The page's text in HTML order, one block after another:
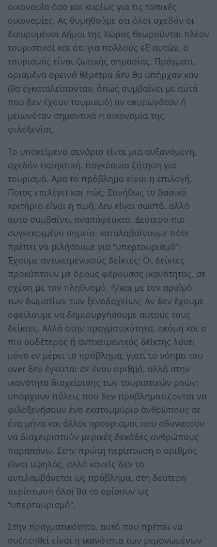
οικονομία όσο και κυρίως για τις τοπικές
οικονομίες. Ας θυμηθούμε ότι όλοι σχεδόν οι
διευρυμένοι Δήμοι της Χώρας θεωρούνται πλέον
τουριστικοί και ότι για πολλούς εξ’ αυτών, ο
τουρισμός είναι ζωτικής σημασίας. Πράγματι,
ορισμένα ορεινά θέρετρα δεν θα υπήρχαν καν
(θα εγκαταλείπονταν, όπως συμβαίνει με αυτά
που δεν έχουν τουρισμό) αν ακυρωνόταν ή
μειωνόταν σημαντικά η οικονομία της
φιλοξενίας.
Το υποκείμενο σενάριο είναι μια αυξανόμενη,
σχεδόν εκρηκτική, παγκόσμια ζήτηση για
τουρισμό. Άρα το πρόβλημα είναι η επιλογή.
Ποιος επιλέγει και πώς; Συνήθως το βασικό
κριτήριο είναι η τιμή. Δεν είναι σωστό, αλλά
αυτό συμβαίνει αναπόφευκτα. Δεύτερο πιο
συγκεκριμένο σημείο: καταλαβαίνουμε πότε
πρέπει να μιλήσουμε για ‘’υπερτουρισμό’’;
Έχουμε αντικειμενικούς δείκτες; Οι δείκτες
προκύπτουν με όρους φέρουσας ικανότητας, σε
σχέση με τον πληθυσμό, ή/και με τον αριθμό
των δωματίων των ξενοδοχείων; Αν δεν έχουμε
οφείλουμε να δημιουργήσουμε αυτούς τους
δείκτες. Αλλά στην πραγματικότητα, ακόμη και ο
πιο ουδέτερος ή αντικειμενικός δείκτης λύνει
μόνο εν μέρει το πρόβλημα, γιατί το νόημα του
over δεν έγκειται σε έναν αριθμό, αλλά στην
ικανότητα διαχείρισης των τουριστικών ροών:
υπάρχουν πόλεις που δεν προβληματίζονται να
φιλοξενήσουν ένα εκατομμύριο άνθρώπους σε
ένα μήνα και άλλοι προορισμοί που αδυνατούν
να διαχειριστούν μερικές δεκάδες ανθρώπους
παραπάνω. Στην πρώτη περίπτωση ο αριθμός
είναι υψηλός, αλλά κανείς δεν το
αντιλαμβάνεται ως πρόβλημα, στη δεύτερη
περίπτωση όλοι θα το ορίσουν ως
‘’υπερτουρισμό’’.
Στην πραγματικότητα, αυτό που πρέπει να
συζητηθεί είναι η ικανότητα των μεμονωμένων